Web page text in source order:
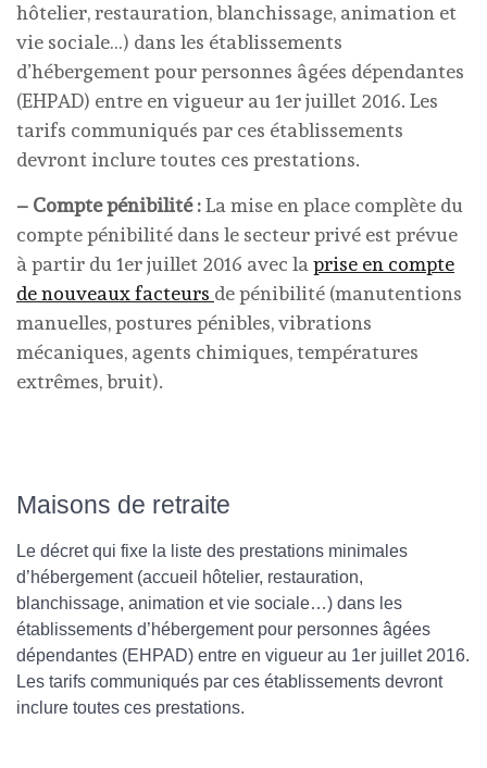
hôtelier, restauration, blanchissage, animation et
vie sociale…) dans les établissements
d’hébergement pour personnes âgées dépendantes
(EHPAD) entre en vigueur au 1er juillet 2016. Les
tarifs communiqués par ces établissements
devront inclure toutes ces prestations.
– Compte pénibilité :La mise en place complète du
compte pénibilité dans le secteur privé est prévue
à partir du 1er juillet 2016 avec la prise en compte
de nouveaux facteurs de pénibilité (manutentions
manuelles, postures pénibles, vibrations
mécaniques, agents chimiques, températures
extrêmes, bruit).
Maisons de retraite
Le décret qui fixe la liste des prestations minimales
d’hébergement (accueil hôtelier, restauration,
blanchissage, animation et vie sociale…) dans les
établissements d’hébergement pour personnes âgées
dépendantes (EHPAD) entre en vigueur au 1er juillet 2016.
Les tarifs communiqués par ces établissements devront
inclure toutes ces prestations.